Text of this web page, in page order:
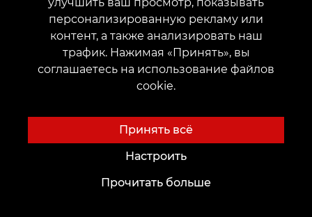
персонализированную рекламу или
контент, а также анализировать наш
трафик. Нажимая «Принять», вы
соглашаетесь на использование файлов
cookie.
Принять всё
Настроить
Прочитать больше